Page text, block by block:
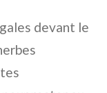
devant le